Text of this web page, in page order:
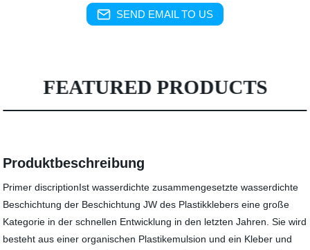
SEND EMAIL TO US
FEATURED PRODUCTS
Produktbeschreibung
Primer discriptionIst wasserdichte zusammengesetzte wasserdichte
Beschichtung der Beschichtung JW des Plastikklebers eine große
Kategorie in der schnellen Entwicklung in den letzten Jahren. Sie wird
besteht aus einer organischen Plastikemulsion und ein Kleber und